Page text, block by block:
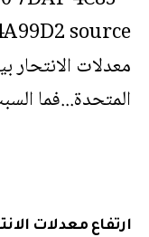
معدلات الانتحار